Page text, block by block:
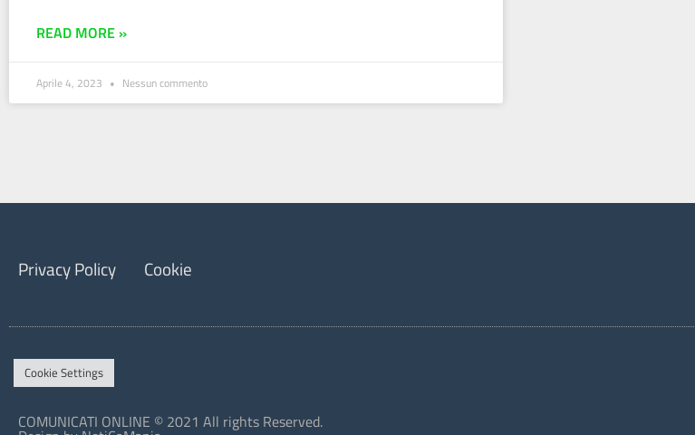
READ MORE »
Aprile 4, 2023 Nessun commento
Privacy Policy Cookie
Cookie Settings
COMUNICATI ONLINE © 2021 All rights Reserved.